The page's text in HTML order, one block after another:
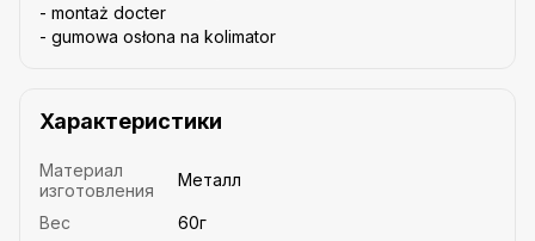
- montaż docter
- gumowa osłona na kolimator
Характеристики
Материал
изготовления
Металл
Вес
60г